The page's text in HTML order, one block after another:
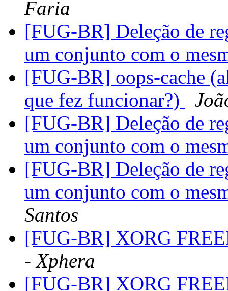
Faria
[FUG-BR] Deleção de
um conjunto com o
[FUG-BR] oops-cache
que fez funcionar?)
[FUG-BR] Deleção de
um conjunto com o
[FUG-BR] Deleção de
um conjunto com o
Santos
[FUG-BR] XORG
- Xphera
[FUG-BR] XORG